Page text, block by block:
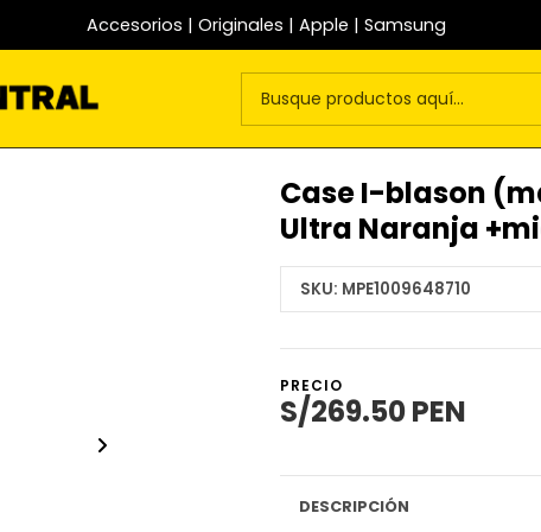
Accesorios | Originales | Apple | Samsung
Case I-blason
Ultra Naranja
SKU: MPE1009648710
PRECIO
S/269.50 PEN
DESCRIPCIÓN